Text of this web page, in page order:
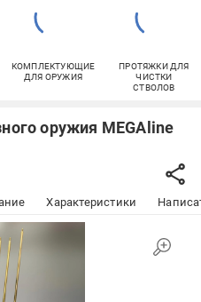
КОМПЛЕКТУЮЩИЕ
ДЛЯ ОРУЖИЯ
ПРОТЯЖКИ ДЛЯ
ЧИСТКИ
СТВОЛОВ
оружия MEGAline
Характеристики